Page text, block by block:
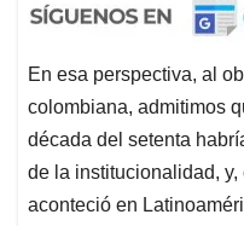
En esa perspectiva, al
colombiana, admitimos
década del setenta
de la institucionalidad, y,
aconteció en